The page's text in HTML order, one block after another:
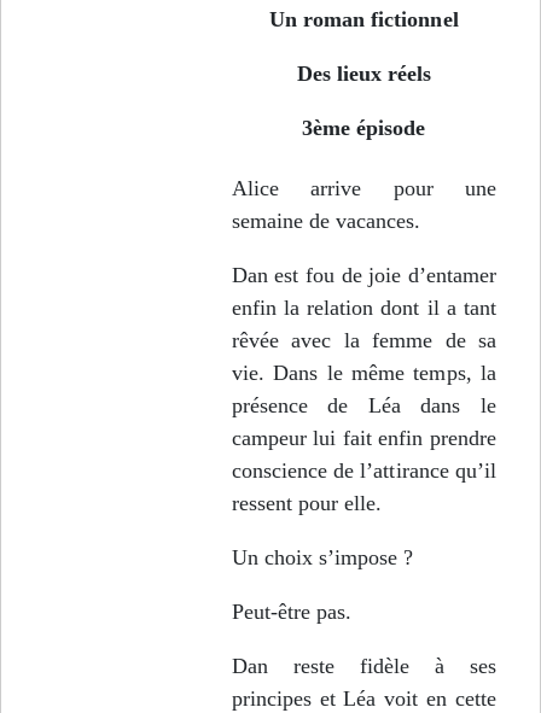
Un roman fictionnel
Des lieux réels
3ème épisode
Alice arrive pour une
semaine de vacances.
Dan est fou de joie d’entamer
enfin la relation dont il a tant
rêvée avec la femme de sa
vie. Dans le même temps, la
présence de Léa dans le
campeur lui fait enfin prendre
conscience de l’attirance qu’il
ressent pour elle.
Un choix s’impose ?
Peut-être pas.
Dan reste fidèle à ses
principes et Léa voit en cette